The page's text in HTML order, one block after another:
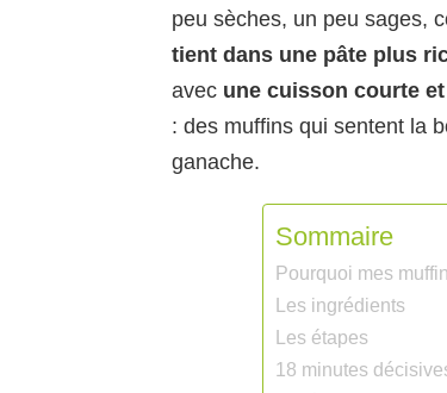
peu sèches, un peu sages,
tient dans une pâte plus
avec une cuisson courte
: des muffins qui sentent la
ganache.
Sommaire
Pourquoi mes
Les ingrédients
Les étapes
18 minutes